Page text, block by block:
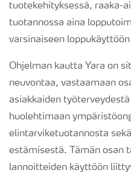
tuotekehityksessä, raaka-
tuotannossa aina
varsinaiseen
Ohjelman kautta Yara on
neuvontaa, vastaamaan
asiakkaiden
huolehtimaan
elintarviketuotannosta
estämisestä. Tämän osan
lannoitteiden käyttöön